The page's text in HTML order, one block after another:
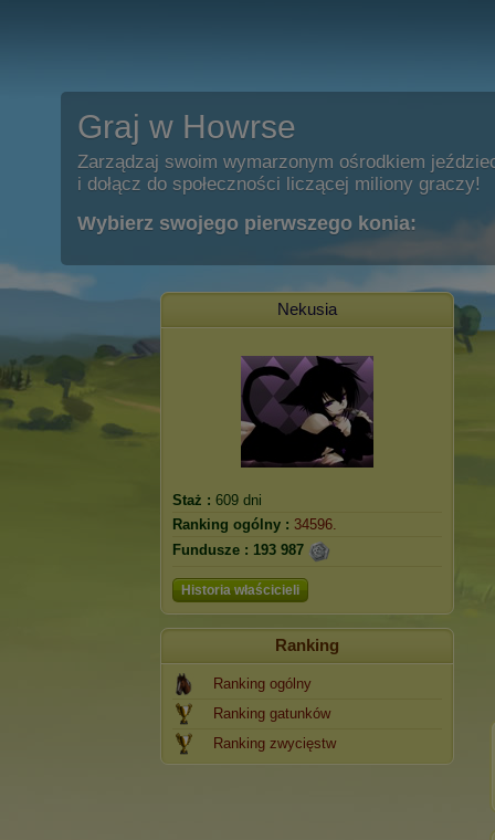
Graj w Howrse
Zarządzaj swoim wymarzonym ośrodkiem
i dołącz do społeczności liczącej miliony graczy!
Wybierz swojego pierwszego konia:
Nekusia
Staż : 609 dni
Ranking ogólny : 34596.
Fundusze : 193 987
Historia właścicieli
Ranking
Ranking ogólny
Ranking gatunków
Ranking zwycięstw